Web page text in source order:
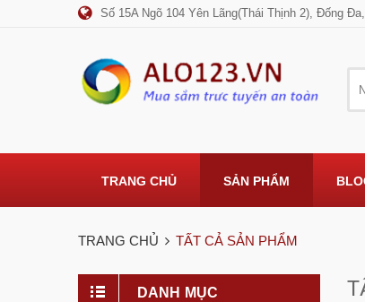
Số 15A Ngõ 104 Yên Lãng(Thái Thịnh 2), Đống
TRANG CHỦ SẢN PHẨM
TRANG CHỦ TẤT CẢ SẢN PHẨM
DANH MỤC